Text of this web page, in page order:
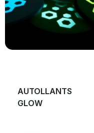
AUTOLLANTS
GLOW